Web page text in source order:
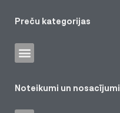
Preču kategorijas
Noteikumi un nosacījumi